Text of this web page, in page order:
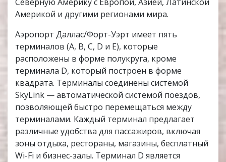
Америкой и другими регионами мира.
Аэропорт Даллас/Форт-Уэрт имеет пять
терминалов (A, B, C, D и E), которые
расположены в форме полукруга, кроме
терминала D, который построен в форме
квадрата. Терминалы соединены системой
SkyLink — автоматической системой поездов,
позволяющей быстро перемещаться между
терминалами. Каждый терминал предлагает
различные удобства для пассажиров, включая
зоны отдыха, рестораны, магазины, бесплатный
Wi-Fi и бизнес-залы. Терминал D является